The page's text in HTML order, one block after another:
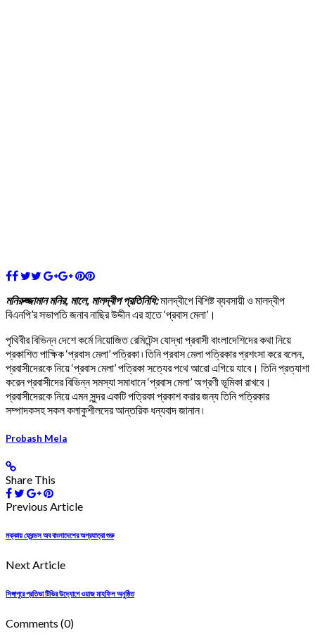
মনিরুজ্জামান মনির, মালে, মালদ্বীপ প্রতিনিধি:মালদ্বীপে বিশিষ্ট ব্যবসায়ী ও মালদ্বীপ
বিএনপি’র সভাপতি জনাব নাছির উদ্দীন এর হাতে ‘প্রবাস মেলা’।
পৃথিবীর বিভিন্ন দেশে কর্মে নিয়োজিত রেমিটেন্স যোদ্ধা প্রবাসী বাংলাদেশিদের কথা নিয়ে
প্রকাশিত পাক্ষিক ‘প্রবাস মেলা’ পত্রিকা ৷ তিনি প্রবাস মেলা পত্রিকার প্রশংসা করে বলেন,
প্রবাসীদেরকে নিয়ে ‘প্রবাস মেলা’ পত্রিকা সত্যের পথে আরো এগিয়ে যাবে। তিনি প্রত্যাশা
করেন প্রবাসীদের বিভিন্ন সমস্যা সমাধানে ‘প্রবাস মেলা’ অগ্রণী ভূমিকা রাখবে।
প্রবাসীদেরকে নিয়ে এমন সুন্দর একটি পত্রিকা প্রকাশ করার জন্য তিনি পত্রিকার
সম্পাদকসহ সকল কলাকুশীলদের আন্তরিক ধন্যবাদ জানান ৷
Probash Mela
Share This
Previous Article
মক্কায় ফ্রেন্ডস অব বাংলাদেশের অগ্রযাত্রা শুরু
Next Article
সিঙ্গাপুরে প্রতিভা টিভির উদ্যোগে ওয়াজ মাহফিল অনুষ্ঠিত
Comments (0)